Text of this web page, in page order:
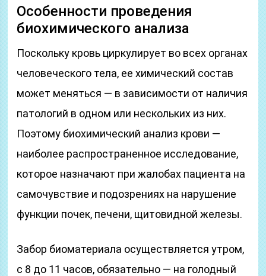
Особенности проведения
биохимического анализа
Поскольку кровь циркулирует во всех органах
человеческого тела, ее химический состав
может меняться — в зависимости от наличия
патологий в одном или нескольких из них.
Поэтому биохимический анализ крови —
наиболее распространенное исследование,
которое назначают при жалобах пациента на
самочувствие и подозрениях на нарушение
функции почек, печени, щитовидной железы.
Забор биоматериала осуществляется утром,
с 8 до 11 часов, обязательно — на голодный